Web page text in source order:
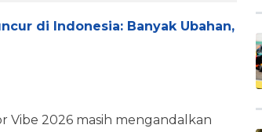
di Indonesia: Banyak Ubahan,
Vibe 2026 masih mengandalkan